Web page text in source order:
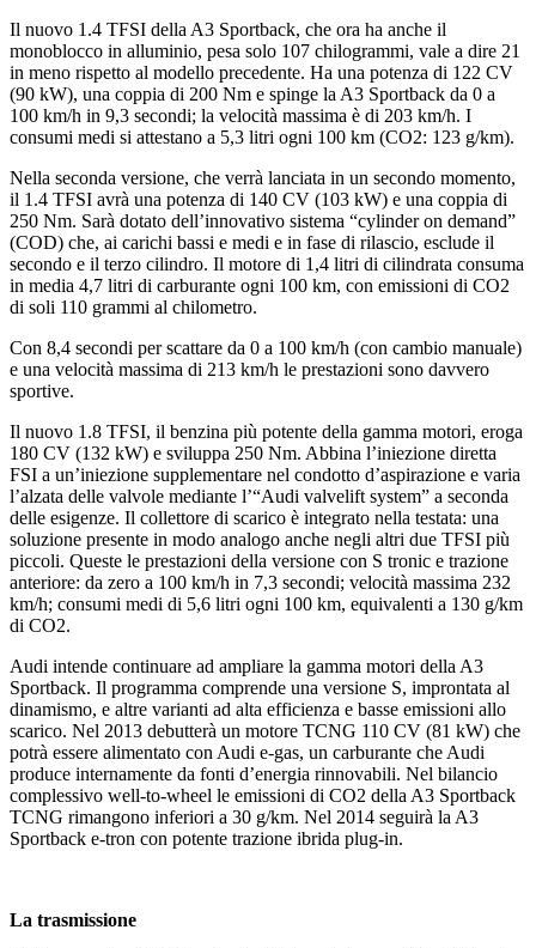
Il nuovo 1.4 TFSI della A3 Sportback, che ora ha anche il
monoblocco in alluminio, pesa solo 107 chilogrammi, vale a dire 21
in meno rispetto al modello precedente. Ha una potenza di 122 CV
(90 kW), una coppia di 200 Nm e spinge la A3 Sportback da 0 a
100 km/h in 9,3 secondi; la velocità massima è di 203 km/h. I
consumi medi si attestano a 5,3 litri ogni 100 km (CO2: 123 g/km).
Nella seconda versione, che verrà lanciata in un secondo momento,
il 1.4 TFSI avrà una potenza di 140 CV (103 kW) e una coppia di
250 Nm. Sarà dotato dell’innovativo sistema “cylinder on demand”
(COD) che, ai carichi bassi e medi e in fase di rilascio, esclude il
secondo e il terzo cilindro. Il motore di 1,4 litri di cilindrata consuma
in media 4,7 litri di carburante ogni 100 km, con emissioni di CO2
di soli 110 grammi al chilometro.
Con 8,4 secondi per scattare da 0 a 100 km/h (con cambio manuale)
e una velocità massima di 213 km/h le prestazioni sono davvero
sportive.
Il nuovo 1.8 TFSI, il benzina più potente della gamma motori, eroga
180 CV (132 kW) e sviluppa 250 Nm. Abbina l’iniezione diretta
FSI a un’iniezione supplementare nel condotto d’aspirazione e varia
l’alzata delle valvole mediante l’“Audi valvelift system” a seconda
delle esigenze. Il collettore di scarico è integrato nella testata: una
soluzione presente in modo analogo anche negli altri due TFSI più
piccoli. Queste le prestazioni della versione con S tronic e trazione
anteriore: da zero a 100 km/h in 7,3 secondi; velocità massima 232
km/h; consumi medi di 5,6 litri ogni 100 km, equivalenti a 130 g/km
di CO2.
Audi intende continuare ad ampliare la gamma motori della A3
Sportback. Il programma comprende una versione S, improntata al
dinamismo, e altre varianti ad alta efficienza e basse emissioni allo
scarico. Nel 2013 debutterà un motore TCNG 110 CV (81 kW) che
potrà essere alimentato con Audi e-gas, un carburante che Audi
produce internamente da fonti d’energia rinnovabili. Nel bilancio
complessivo well-to-wheel le emissioni di CO2 della A3 Sportback
TCNG rimangono inferiori a 30 g/km. Nel 2014 seguirà la A3
Sportback e-tron con potente trazione ibrida plug-in.
La trasmissione